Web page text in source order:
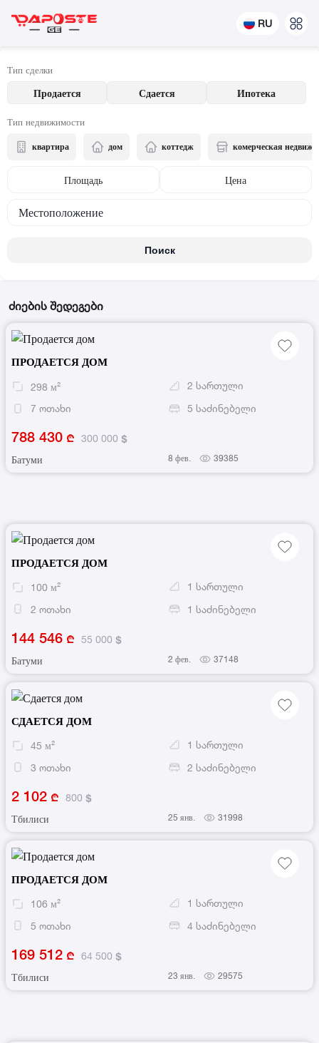
RU
Тип сделки
Продается Сдается Ипотека
Тип недвижимости
квартира дом коттедж комерческая
Площадь Цена
Местоположение
Поиск
ძიების შედეგები
ПРОДАЕТСЯ ДОМ
298 м² 2 სართული
7 ოთახი 5 საძინებელი
788 430
300 000
Батуми
8 фев. 39385
ПРОДАЕТСЯ ДОМ
100 м² 1 სართული
2 ოთახი 1 საძინებელი
144 546
55 000
Батуми
2 фев. 37148
СДАЕТСЯ ДОМ
45 м² 1 სართული
3 ოთახი 2 საძინებელი
2 102
800
Тбилиси
25 янв. 31998
ПРОДАЕТСЯ ДОМ
106 м² 1 სართული
5 ოთახი 4 საძინებელი
169 512
64 500
Тбилиси
23 янв. 29575